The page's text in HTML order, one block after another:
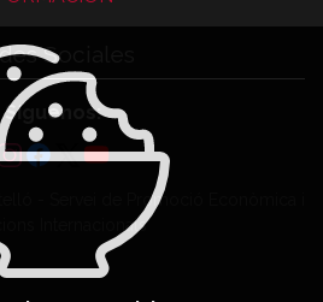
Sociales
Síguenos:
- Servei de Promoció Econòmica i
Internacionals